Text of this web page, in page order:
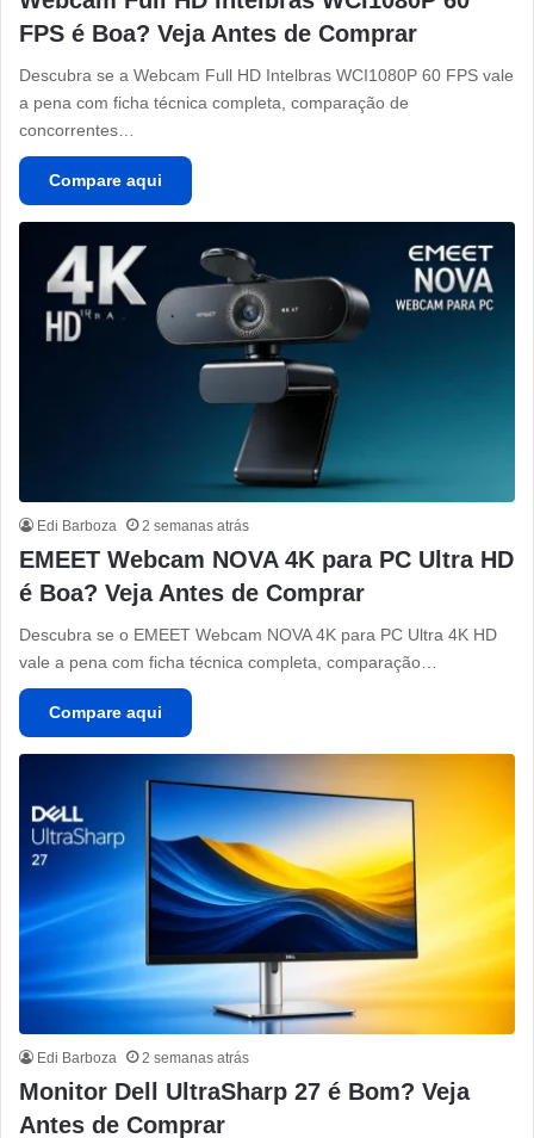
FPS é Boa? Veja Antes de Comprar
Descubra se a Webcam Full HD Intelbras WCI1080P 60 FPS vale
a pena com ficha técnica completa, comparação de
concorrentes…
Compare aqui
Edi Barboza 2 semanas atrás
EMEET Webcam NOVA 4K para PC Ultra HD
é Boa? Veja Antes de Comprar
Descubra se o EMEET Webcam NOVA 4K para PC Ultra 4K HD
vale a pena com ficha técnica completa, comparação…
Compare aqui
Edi Barboza 2 semanas atrás
Monitor Dell UltraSharp 27 é Bom? Veja
Antes de Comprar